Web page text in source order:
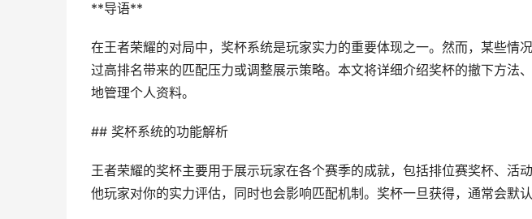
**导语**
在王者荣耀的对局中，奖杯系统是玩家实力的重要体现之一。然而，某些情
过高排名带来的匹配压力或调整展示策略。本文将详细介绍奖杯的撤下方法
地管理个人资料。
## 奖杯系统的功能解析
王者荣耀的奖杯主要用于展示玩家在各个赛季的成就，包括排位赛奖杯、活
他玩家对你的实力评估，同时也会影响匹配机制。奖杯一旦获得，通常会默认